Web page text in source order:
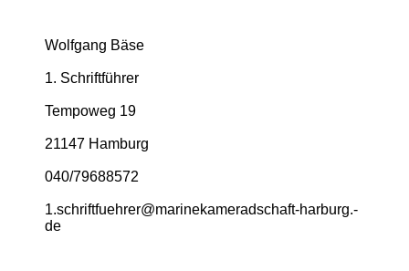
Wolfgang Bäse
1. Schriftführer
Tempoweg 19
21147 Hamburg
040/79688572
1.­schriftfuehrer@­marinekameradschaft-­harburg.­
de